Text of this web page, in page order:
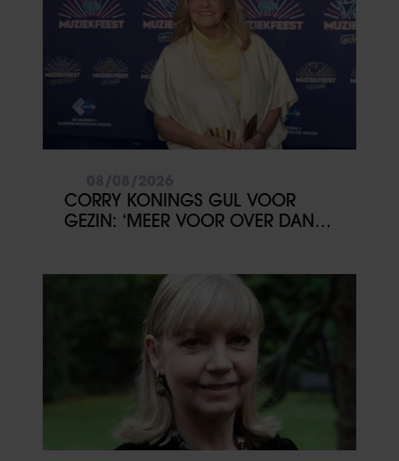
CORRY KONINGS GUL VOOR
GEZIN: ‘MEER VOOR OVER DAN